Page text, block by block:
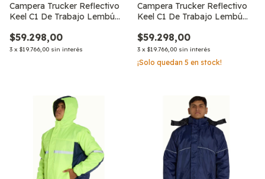
Campera Trucker Reflectivo
Keel C1 De Trabajo Lembú
$59.298,00
3 x $19.766,00 sin interés
Campera Trucker Reflectivo
Keel C1 De Trabajo Lembú
$59.298,00
3 x $19.766,00 sin interés
¡Solo quedan 5 en stock!